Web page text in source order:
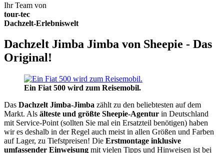
Ihr Team von
tour-tec
Dachzelt-Erlebniswelt
Dachzelt Jimba Jimba von Sheepie - Das
Original!
Ein Fiat 500 wird zum Reisemobil.
Das Dachzelt Jimba-Jimba zählt zu den beliebtesten auf dem
Markt. Als älteste und größte Sheepie-Agentur in Deutschland
mit Service-Point (sollten Sie mal ein Ersatzteil benötigen) haben
wir es deshalb in der Regel auch meist in allen Größen und Farben
auf Lager, zu Tiefstpreisen! Die Erstmontage inklusive
umfassender Einweisung mit vielen Tipps und Hinweisen ist bei